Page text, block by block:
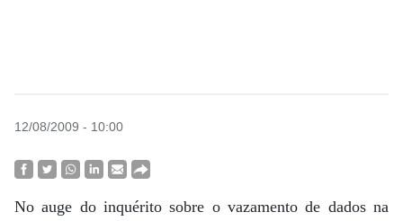
12/08/2009 - 10:00
No auge do inquérito sobre o vazamento de dados na